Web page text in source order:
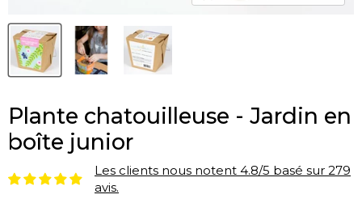
Plante chatouilleuse - Jardin en
boîte junior
Les clients nous notent 4.8/5 basé sur 279
avis.